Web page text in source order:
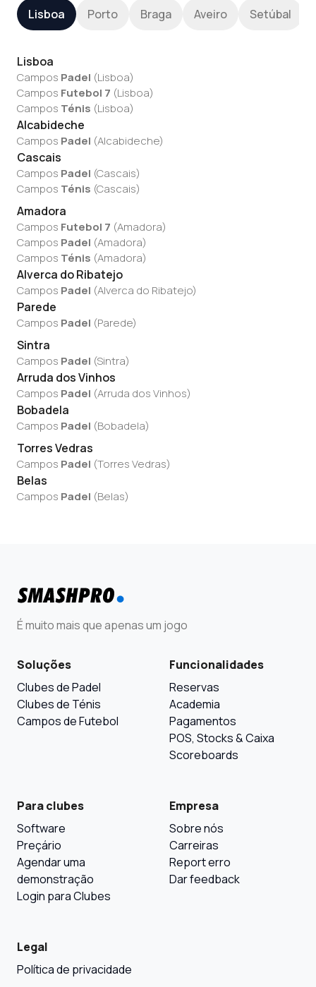
Lisboa Porto Braga Aveiro Setúbal
Lisboa
Campos Padel (Lisboa)
Campos Futebol 7 (Lisboa)
Campos Ténis (Lisboa)
Alcabideche
Campos Padel (Alcabideche)
Cascais
Campos Padel (Cascais)
Campos Ténis (Cascais)
Amadora
Campos Futebol 7 (Amadora)
Campos Padel (Amadora)
Campos Ténis (Amadora)
Alverca do Ribatejo
Campos Padel (Alverca do Ribatejo)
Parede
Campos Padel (Parede)
Sintra
Campos Padel (Sintra)
Arruda dos Vinhos
Campos Padel (Arruda dos Vinhos)
Bobadela
Campos Padel (Bobadela)
Torres Vedras
Campos Padel (Torres Vedras)
Belas
Campos Padel (Belas)
É muito mais que apenas um jogo
Soluções
Clubes de Padel
Clubes de Ténis
Campos de Futebol
Funcionalidades
Reservas
Academia
Pagamentos
POS, Stocks & Caixa
Scoreboards
Para clubes
Software
Preçário
Agendar uma
demonstração
Login para Clubes
Empresa
Sobre nós
Carreiras
Report erro
Dar feedback
Legal
Política de privacidade